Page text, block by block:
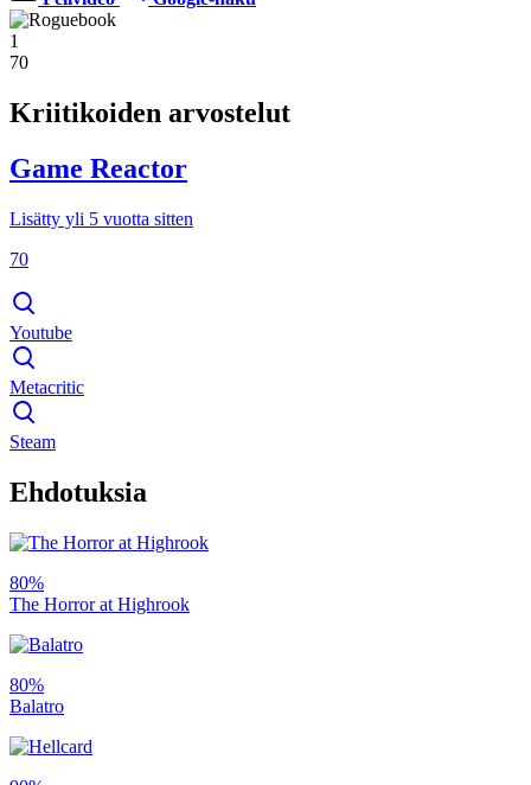
1
70
Kriitikoiden arvostelut
Game Reactor
Lisätty yli 5 vuotta sitten
70
Youtube
Metacritic
Steam
Ehdotuksia
80%
The Horror at Highrook
80%
Balatro